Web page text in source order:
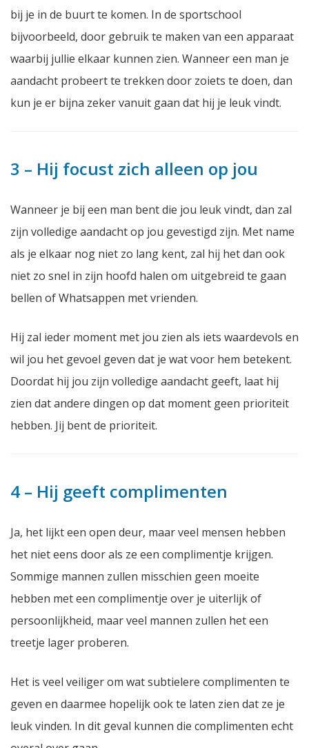
bij je in de buurt te komen. In de sportschool
bijvoorbeeld, door gebruik te maken van een apparaat
waarbij jullie elkaar kunnen zien. Wanneer een man je
aandacht probeert te trekken door zoiets te doen, dan
kun je er bijna zeker vanuit gaan dat hij je leuk vindt.
3 – Hij focust zich alleen op jou
Wanneer je bij een man bent die jou leuk vindt, dan zal
zijn volledige aandacht op jou gevestigd zijn. Met name
als je elkaar nog niet zo lang kent, zal hij het dan ook
niet zo snel in zijn hoofd halen om uitgebreid te gaan
bellen of Whatsappen met vrienden.
Hij zal ieder moment met jou zien als iets waardevols en
wil jou het gevoel geven dat je wat voor hem betekent.
Doordat hij jou zijn volledige aandacht geeft, laat hij
zien dat andere dingen op dat moment geen prioriteit
hebben. Jij bent de prioriteit.
4 – Hij geeft complimenten
Ja, het lijkt een open deur, maar veel mensen hebben
het niet eens door als ze een complimentje krijgen.
Sommige mannen zullen misschien geen moeite
hebben met een complimentje over je uiterlijk of
persoonlijkheid, maar veel mannen zullen het een
treetje lager proberen.
Het is veel veiliger om wat subtielere complimenten te
geven en daarmee hopelijk ook te laten zien dat ze je
leuk vinden. In dit geval kunnen die complimenten echt